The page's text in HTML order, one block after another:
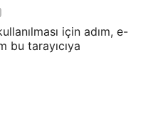
için adım, e-
bu tarayıcıya